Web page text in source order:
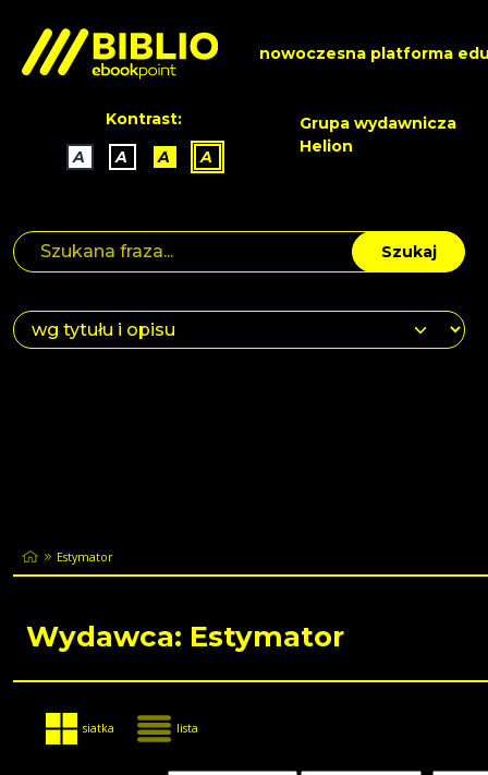
nowoczesna platforma
Kontrast:
A
A A A
Grupa wydawnicza
Helion
Szukaj
Estymator
Wydawca: Estymator
siatka lista